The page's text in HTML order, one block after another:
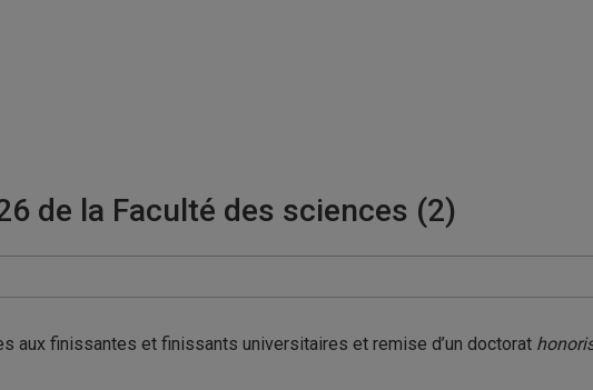
de la Faculté des sciences (2)
aux finissantes et finissants universitaires et remise d’un doctorat